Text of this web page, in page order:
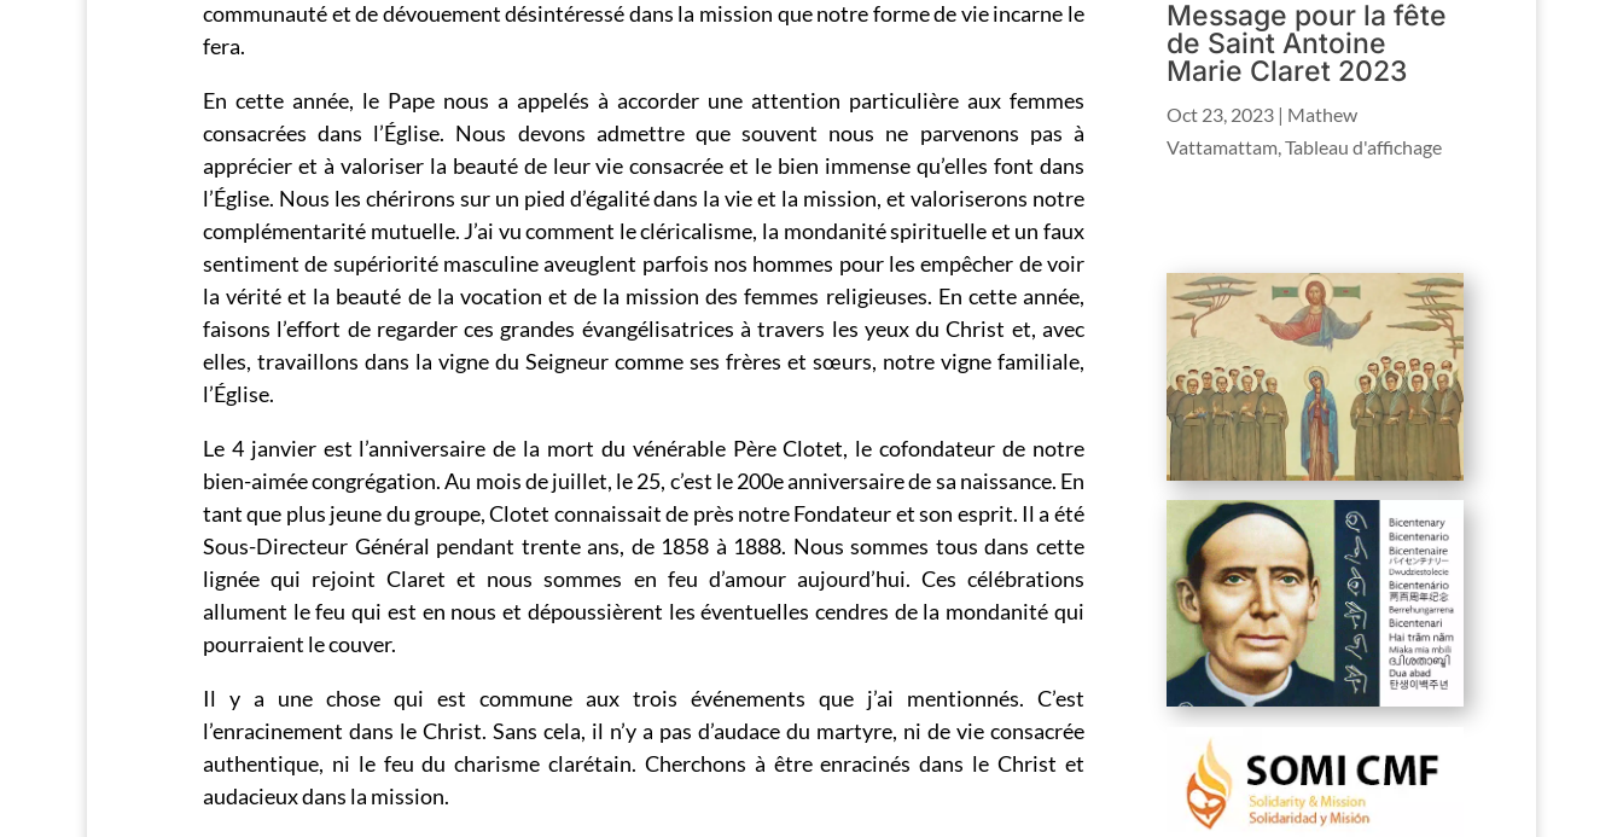
communauté et de dévouement désintéressé dans la mission que notre forme de vie incarne le
fera.
En cette année, le Pape nous a appelés à accorder une attention particulière aux femmes
consacrées dans l’Église. Nous devons admettre que souvent nous ne parvenons pas à
apprécier et à valoriser la beauté de leur vie consacrée et le bien immense qu’elles font dans
l’Église. Nous les chérirons sur un pied d’égalité dans la vie et la mission, et valoriserons notre
complémentarité mutuelle. J’ai vu comment le cléricalisme, la mondanité spirituelle et un faux
sentiment de supériorité masculine aveuglent parfois nos hommes pour les empêcher de voir
la vérité et la beauté de la vocation et de la mission des femmes religieuses. En cette année,
faisons l’effort de regarder ces grandes évangélisatrices à travers les yeux du Christ et, avec
elles, travaillons dans la vigne du Seigneur comme ses frères et sœurs, notre vigne familiale,
l’Église.
Le 4 janvier est l’anniversaire de la mort du vénérable Père Clotet, le cofondateur de notre
bien-aimée congrégation. Au mois de juillet, le 25, c’est le 200e anniversaire de sa naissance. En
tant que plus jeune du groupe, Clotet connaissait de près notre Fondateur et son esprit. Il a été
Sous-Directeur Général pendant trente ans, de 1858 à 1888. Nous sommes tous dans cette
lignée qui rejoint Claret et nous sommes en feu d’amour aujourd’hui. Ces célébrations
allument le feu qui est en nous et dépoussièrent les éventuelles cendres de la mondanité qui
pourraient le couver.
Il y a une chose qui est commune aux trois événements que j’ai mentionnés. C’est
l’enracinement dans le Christ. Sans cela, il n’y a pas d’audace du martyre, ni de vie consacrée
authentique, ni le feu du charisme clarétain. Cherchons à être enracinés dans le Christ et
audacieux dans la mission.
Message pour la fête
de Saint Antoine
Marie Claret 2023
Oct 23, 2023 | Mathew
Vattamattam,Tableau d'affichage